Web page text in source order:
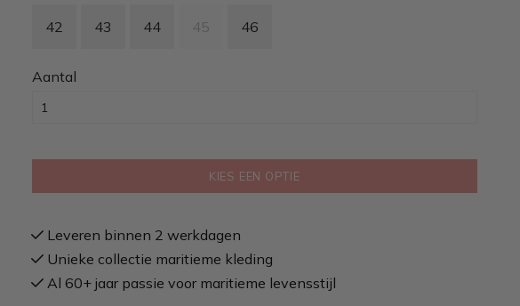
42 43 44 45 46
Aantal
KIES EEN OPTIE
Leveren binnen 2 werkdagen
Unieke collectie maritieme kleding
Al 60+ jaar passie voor maritieme levensstijl